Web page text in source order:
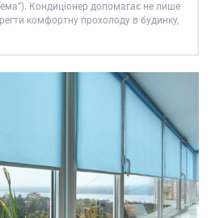
Кондиціонер допомагає не лише
комфортну прохолоду в будинку,
в приміщенні перед початком
Вам …